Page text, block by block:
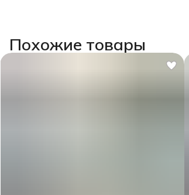
Похожие товары